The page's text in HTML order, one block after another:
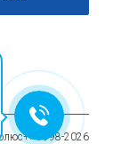
1998-2026